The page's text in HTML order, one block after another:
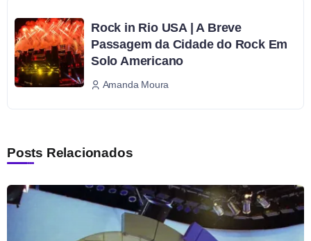
Rock in Rio USA | A Breve
Passagem da Cidade do Rock Em
Solo Americano
Amanda Moura
Posts Relacionados